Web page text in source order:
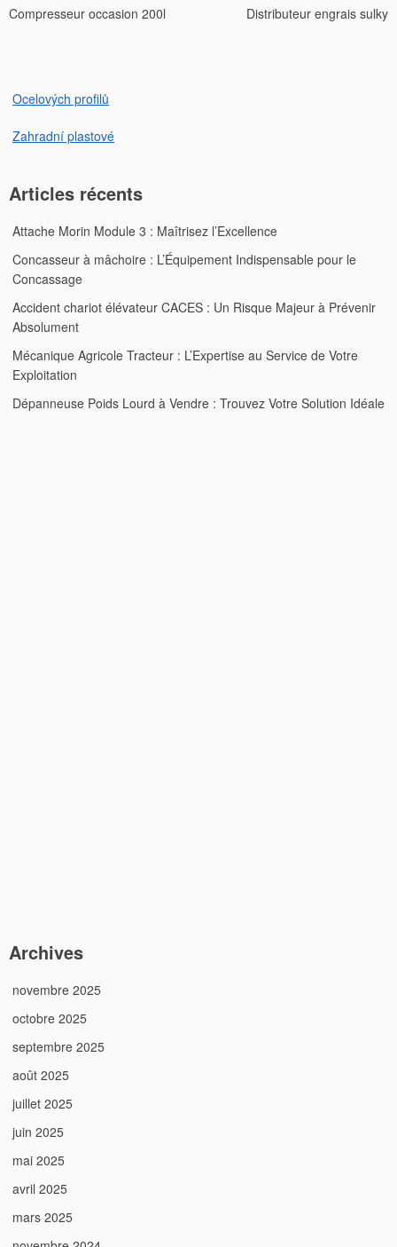
de
Compresseur occasion 200l Distributeur engrais sulky
Ocelových profilů
Zahradní plastové
Articles récents
Attache Morin Module 3 : Maîtrisez l’Excellence
Concasseur à mâchoire : L’Équipement Indispensable pour le
Concassage
Accident chariot élévateur CACES : Un Risque Majeur à Prévenir
Absolument
Mécanique Agricole Tracteur : L’Expertise au Service de Votre
Exploitation
Dépanneuse Poids Lourd à Vendre : Trouvez Votre Solution Idéale
Archives
novembre 2025
octobre 2025
septembre 2025
août 2025
juillet 2025
juin 2025
mai 2025
avril 2025
mars 2025